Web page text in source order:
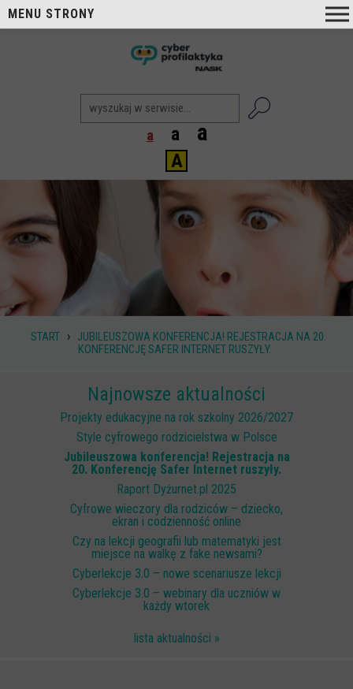
a a a
A
START › JUBILEUSZOWA KONFERENCJA! REJESTRACJA NA 20.
KONFERENCJĘ SAFER INTERNET RUSZYŁY.
Najnowsze aktualności
Projekty edukacyjne na rok szkolny 2026/2027
Style cyfrowego rodzicielstwa w Polsce
Jubileuszowa konferencja! Rejestracja na
20. Konferencję Safer Internet ruszyły.
Raport Dyżurnet.pl 2025
Cyfrowe wieczory dla rodziców – dziecko,
ekran i codzienność online
Czy na lekcji geografii lub matematyki jest
miejsce na walkę z fake newsami?
Cyberlekcje 3.0 – nowe scenariusze lekcji
Cyberlekcje 3.0 – webinary dla uczniów w
każdy wtorek
lista aktualności »
MENU STRONY
Cyberprofilaktyka NASK
Nasi Eksperci
Aktualności
Projekty
Aktualne
Zrealizowane
Biblioteka
Poradniki i publikacje
Dla nauczycieli
W sieci przyjaźni
(Nie)widzialne ślady online
Piosenka edukacyjna i teledysk
Cyberlekcje
Szkoła Sieci Społecznościowych
Plik i Folder